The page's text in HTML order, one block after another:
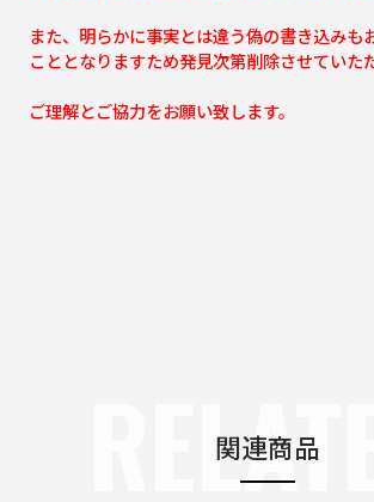
また、明らかに事実とは違う偽の書き込みも
こととなりますため発見次第削除させていた
ご理解とご協力をお願い致します。
関連商品
RELATED